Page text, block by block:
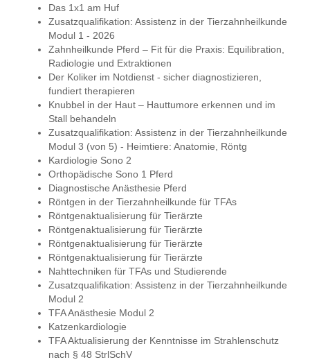
Das 1x1 am Huf
Zusatzqualifikation: Assistenz in der Tierzahnheilkunde
Modul 1 - 2026
Zahnheilkunde Pferd – Fit für die Praxis: Equilibration,
Radiologie und Extraktionen
Der Koliker im Notdienst - sicher diagnostizieren,
fundiert therapieren
Knubbel in der Haut – Hauttumore erkennen und im
Stall behandeln
Zusatzqualifikation: Assistenz in der Tierzahnheilkunde
Modul 3 (von 5) - Heimtiere: Anatomie, Röntg
Kardiologie Sono 2
Orthopädische Sono 1 Pferd
Diagnostische Anästhesie Pferd
Röntgen in der Tierzahnheilkunde für TFAs
Röntgenaktualisierung für Tierärzte
Röntgenaktualisierung für Tierärzte
Röntgenaktualisierung für Tierärzte
Röntgenaktualisierung für Tierärzte
Nahttechniken für TFAs und Studierende
Zusatzqualifikation: Assistenz in der Tierzahnheilkunde
Modul 2
TFA Anästhesie Modul 2
Katzenkardiologie
TFA Aktualisierung der Kenntnisse im Strahlenschutz
nach § 48 StrlSchV